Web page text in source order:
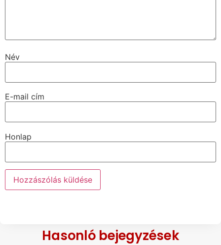
Név
E-mail cím
Honlap
Hasonló bejegyzések